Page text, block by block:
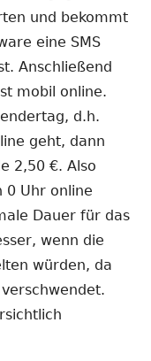
und bekommt
eine SMS
Anschließend
mobil online.
d.h.
geht, dann
2,50 €. Also
0 Uhr online
Dauer für das
wenn die
würden, da